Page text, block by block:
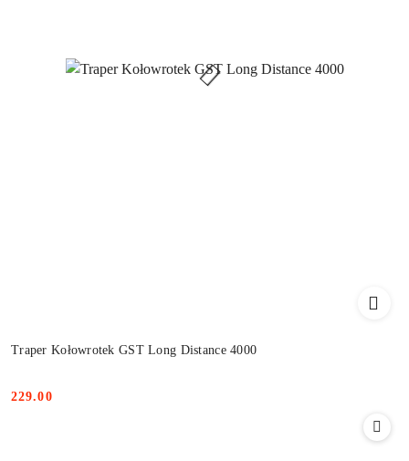
Traper Kołowrotek GST Long Distance 4000
Cena:
229.00